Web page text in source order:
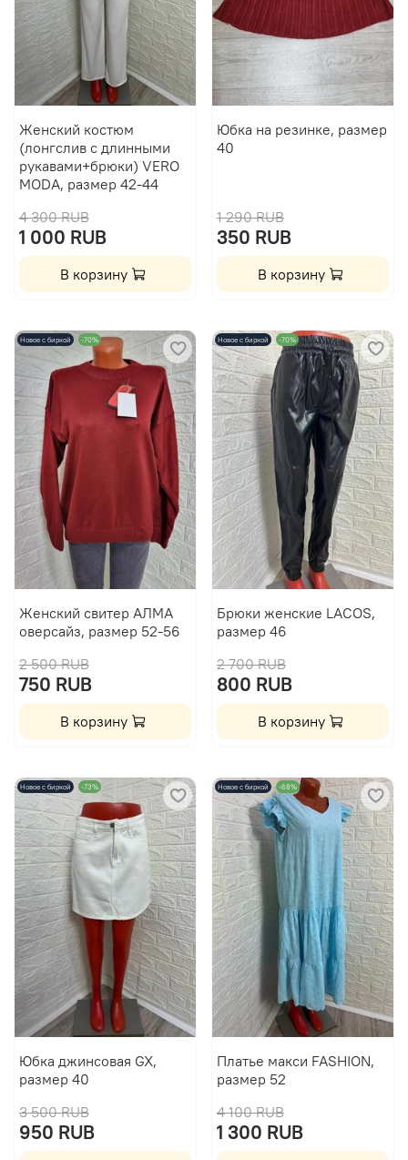
Женский костюм
(лонгслив с длинными
рукавами+брюки) VERO
MODA, размер 42-44
4 300 RUB
1 000 RUB
В корзину
Юбка на резинке, размер
40
1 290 RUB
350 RUB
В корзину
Новое с биркой -70%
Женский свитер АЛМА
оверсайз, размер 52-56
2 500 RUB
750 RUB
В корзину
Новое с биркой -70%
Брюки женские LACOS,
размер 46
2 700 RUB
800 RUB
В корзину
Новое с биркой -73%
Юбка джинсовая GX,
размер 40
3 500 RUB
950 RUB
Новое с биркой -68%
Платье макси FASHION,
размер 52
4 100 RUB
1 300 RUB